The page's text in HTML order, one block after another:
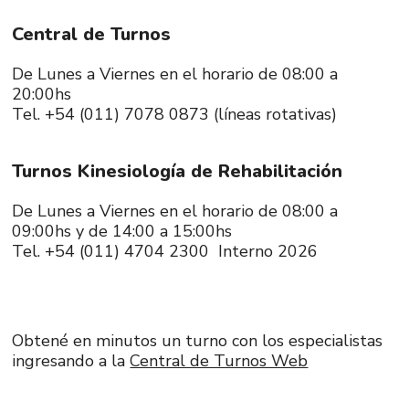
Central de Turnos
De Lunes a Viernes en el horario de 08:00 a
20:00hs
Tel. +54 (011) 7078 0873 (líneas rotativas)
Turnos Kinesiología de Rehabilitación
De Lunes a Viernes en el horario de 08:00 a
09:00hs y de 14:00 a 15:00hs
Tel. +54 (011) 4704 2300 Interno 2026
Obtené en minutos un turno con los especialistas
ingresando a laCentral de Turnos Web